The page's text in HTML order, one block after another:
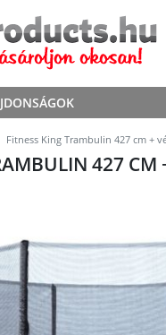
Fitness King Trambulin 427 cm +
427 CM